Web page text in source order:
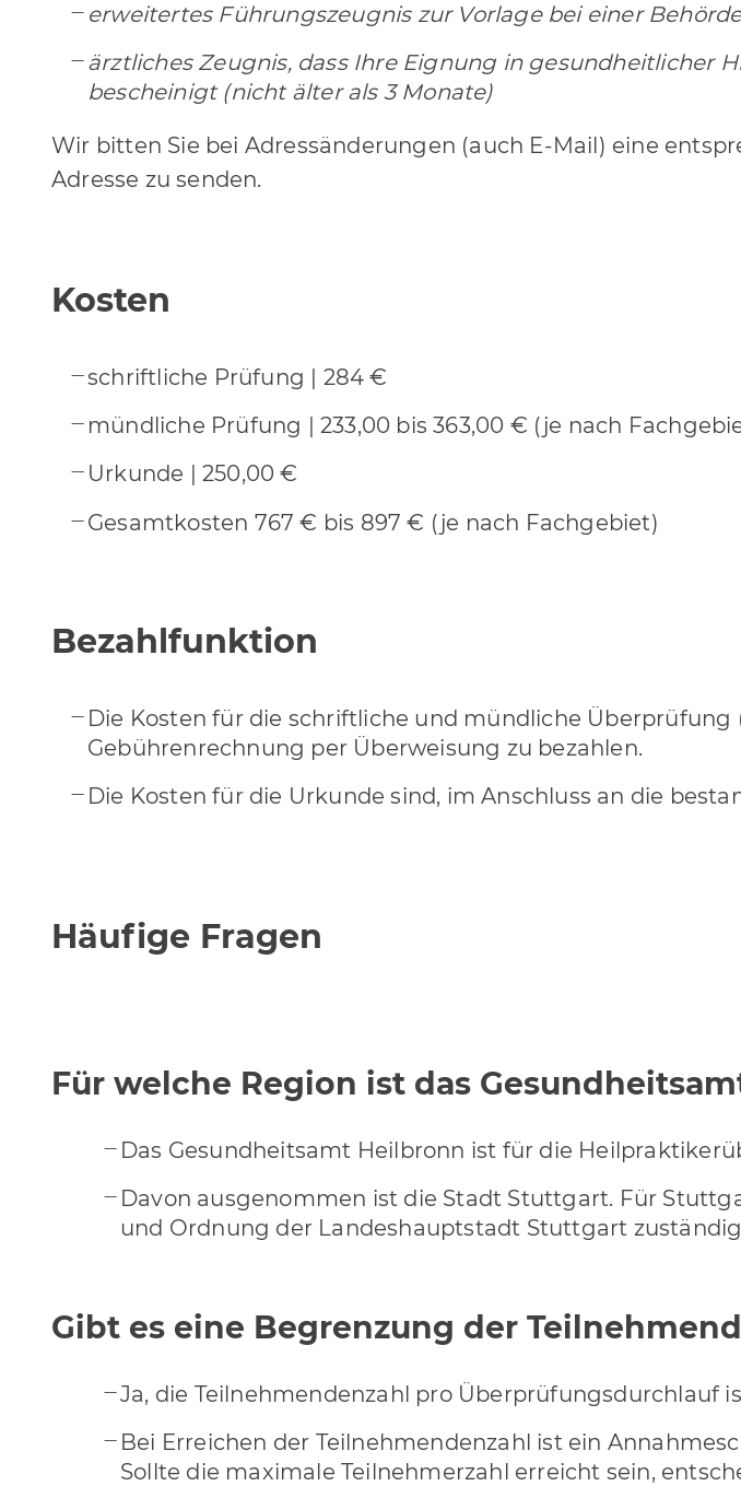
erweitertes Führungszeugnis zur Vorlage bei einer
ärztliches Zeugnis, dass Ihre Eignung in gesundheitlicher
bescheinigt (nicht älter als 3 Monate)
Wir bitten Sie bei Adressänderungen (auch E-Mail) eine
Adresse zu senden.
Kosten
schriftliche Prüfung | 284 €
mündliche Prüfung | 233,00 bis 363,00 € (je nach
Urkunde | 250,00 €
Gesamtkosten 767 € bis 897 € (je nach Fachgebiet)
Bezahlfunktion
Die Kosten für die schriftliche und mündliche
Gebührenrechnung per Überweisung zu bezahlen.
Die Kosten für die Urkunde sind, im Anschluss an die
Häufige Fragen
Für welche Region ist das
Das Gesundheitsamt Heilbronn ist für die
Davon ausgenommen ist die Stadt Stuttgart. Für
und Ordnung der Landeshauptstadt Stuttgart
Gibt es eine Begrenzung der
Ja, die Teilnehmendenzahl pro Überprüfungsdurchlauf
Bei Erreichen der Teilnehmendenzahl ist ein
Sollte die maximale Teilnehmerzahl erreicht sein,